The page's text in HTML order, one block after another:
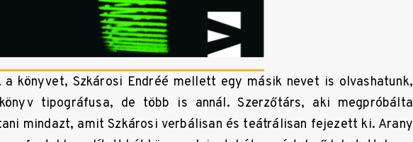
a könyvet, Szkárosi Endréé mellett egy másik nevet is olvashatunk,
tipográfusa, de több is annál. Szerzőtárs, aki megpróbálta
mindazt, amit Szkárosi verbálisan és teátrálisan fejezett ki. Arany